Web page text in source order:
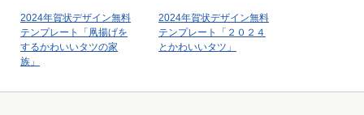
2024年賀状デザイン無料
テンプレート「凧揚げを
するかわいいタツの家
族」
2024年賀状デザイン無料
テンプレート「２０２４
とかわいいタツ」